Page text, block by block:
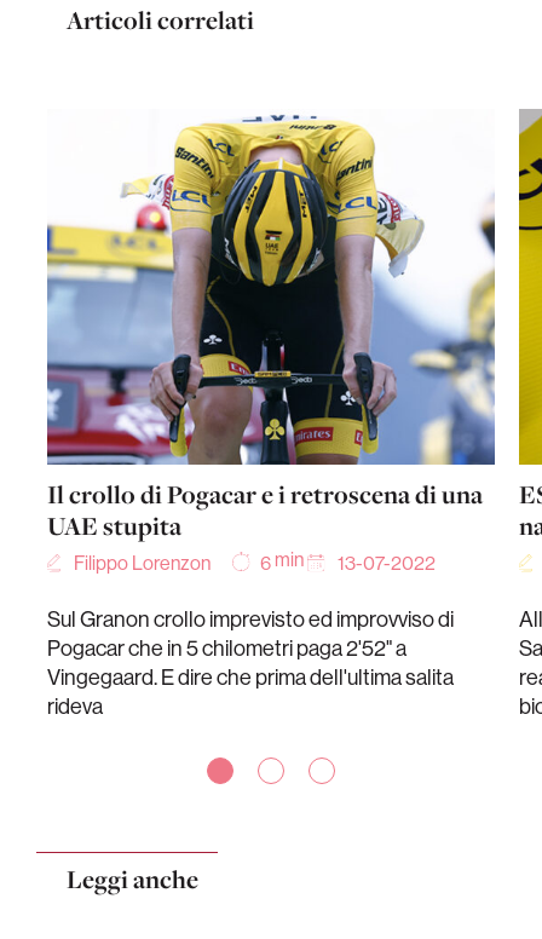
Articoli correlati
Il crollo di Pogacar e i retroscena di una
UAE stupita
Filippo Lorenzon 6 min 13-07-2022
Sul Granon crollo imprevisto ed improvviso di
Pogacar che in 5 chilometri paga 2'52" a
Vingegaard. E dire che prima dell'ultima salita
rideva
Leggi anche